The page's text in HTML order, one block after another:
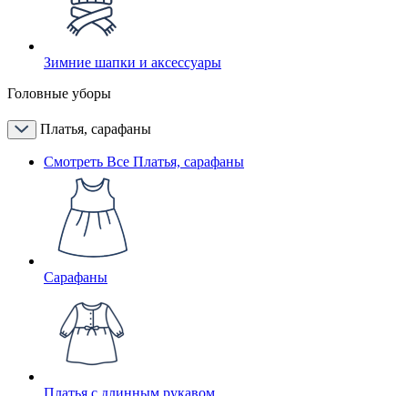
Зимние шапки и аксессуары
Головные уборы
Платья, сарафаны
Смотреть Все Платья, сарафаны
Сарафаны
Платья с длинным рукавом